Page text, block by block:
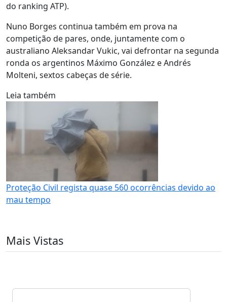
do ranking ATP).
Nuno Borges continua também em prova na
competição de pares, onde, juntamente com o
australiano Aleksandar Vukic, vai defrontar na segunda
ronda os argentinos Máximo González e Andrés
Molteni, sextos cabeças de série.
Leia também
Proteção Civil regista quase 560 ocorrências devido ao
mau tempo
Mais Vistas